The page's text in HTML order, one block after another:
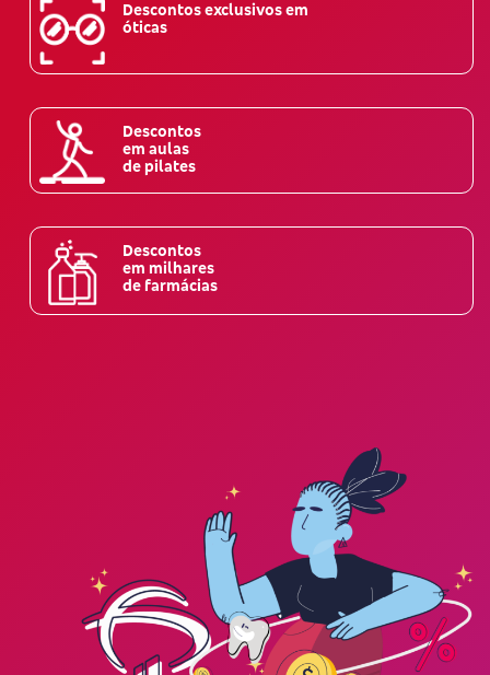
Descontos exclusivos em
óticas
Descontos
em aulas
de pilates
Descontos
em milhares
de farmácias